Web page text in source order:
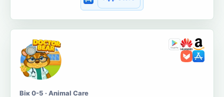
Вік 0-5 · Animal Care